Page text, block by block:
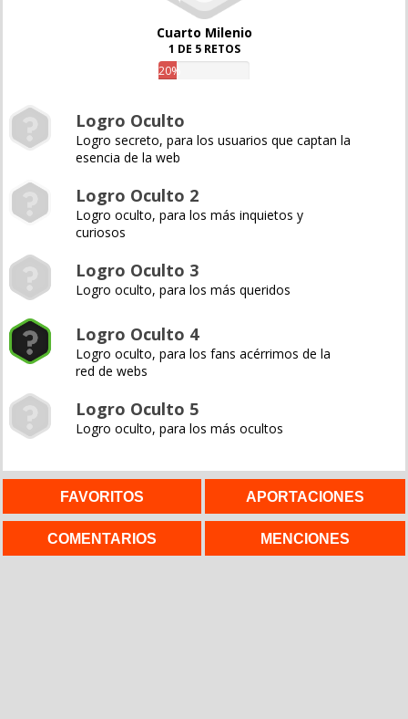
Cuarto Milenio
1 DE 5 RETOS
20%
Logro Oculto
Logro secreto, para los usuarios que captan la
esencia de la web
Logro Oculto 2
Logro oculto, para los más inquietos y
curiosos
Logro Oculto 3
Logro oculto, para los más queridos
Logro Oculto 4
Logro oculto, para los fans acérrimos de la
red de webs
Logro Oculto 5
Logro oculto, para los más ocultos
FAVORITOS APORTACIONES
COMENTARIOS MENCIONES